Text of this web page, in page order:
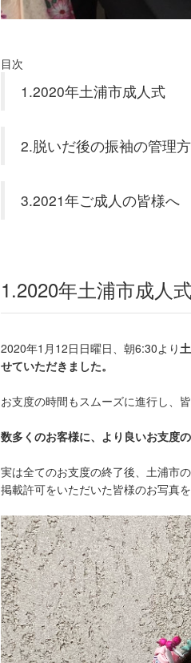
目次
1.2020年土浦市成人式
2.脱いだ後の振袖の管理
3.2021年ご成人の皆様へ
1.2020年土浦市成人式
2020年1月12日日曜日、朝6:30より
せていただきました。
お支度の時間もスムーズに進行し、
数多くのお客様に、より良いお支度
実は全てのお支度の終了後、土浦市
掲載許可をいただいた皆様のお写真